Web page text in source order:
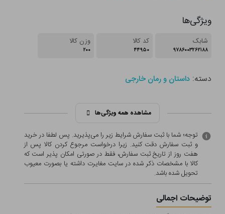
ویژگی‌ها
شابک
۹۷۸۶۰۰۳۲۶۲۱۸۸
کد کالا
۴۴۹۵۰
وزن کالا
۲۰۰
دسته:داستان و رمان خارجی
مشاهده همه ویژگی‌ها
توجه؛ شما با ثبت سفارش شرایط زیر را می‌پذیرید. پس لطفا در خرید
و ثبت سفارش دقت کنید. زیرا درخواست مرجوع کردن کالا پس از
هفت روز از تاریخ ثبت سفارش، فقط در صورتی امکان پذیر است که
کالا با مشخصات ذکر شده در سایت مغایرت داشته یا بصورت معيوب
تحویل شده باشد.
توضیحات اجمالی